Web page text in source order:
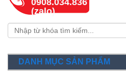
0908.034.836
(zalo)
DANH MỤC SẢN PHẨM